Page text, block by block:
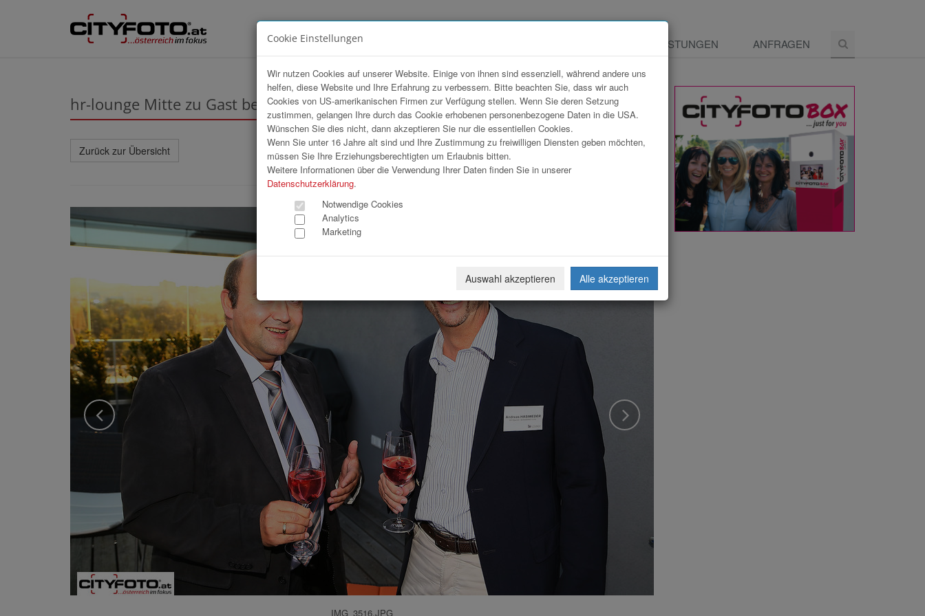
LEISTUNGEN ANFRAGEN
hr-lounge Mitte zu Gast bei karriere.at
Zurück zur Übersicht Download Weiterleiten
IMG_3516.JPG
Cookie Einstellungen
Wir nutzen Cookies auf unserer Website. Einige von ihnen sind essenziell, während andere uns
helfen, diese Website und Ihre Erfahrung zu verbessern. Bitte beachten Sie, dass wir auch
Cookies von US-amerikanischen Firmen zur Verfügung stellen. Wenn Sie deren Setzung
zustimmen, gelangen Ihre durch das Cookie erhobenen personenbezogene Daten in die USA.
Wünschen Sie dies nicht, dann akzeptieren Sie nur die essentiellen Cookies.
Wenn Sie unter 16 Jahre alt sind und Ihre Zustimmung zu freiwilligen Diensten geben möchten,
müssen Sie Ihre Erziehungsberechtigten um Erlaubnis bitten.
Weitere Informationen über die Verwendung Ihrer Daten finden Sie in unserer
Datenschutzerklärung.
Notwendige Cookies
Analytics
Marketing
Auswahl akzeptieren Alle akzeptieren